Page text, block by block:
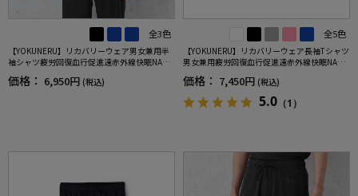
全3色
【YOKUNERU】リカバリーウェア男女兼用半
袖シャツ疲労回復血行促進遠赤外線快眠NANO
MIX(R)【一般医療機器】SS～LLサイズ
価格： 6,950円 (税込)
全5色
【YOKUNERU】リカバリーウェア長袖Tシャツ
男女兼用疲労回復血行促進遠赤外線快眠NANO
MIX(R)【一般医療機器】SS～LLサイズ
価格： 7,450円 (税込)
5.0 （1）